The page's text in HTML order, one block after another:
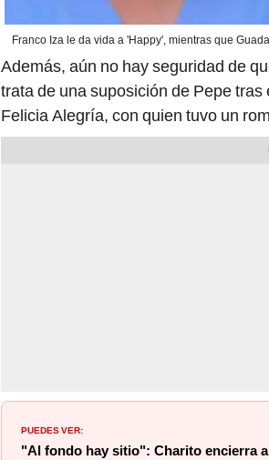
Franco Iza le da vida a 'Happy', mientras que
Además, aún no hay seguridad de
trata de una suposición de Pepe
Felicia Alegría, con quien tuvo un
PUEDES VER:
"Al fondo hay sitio": Charito encierra